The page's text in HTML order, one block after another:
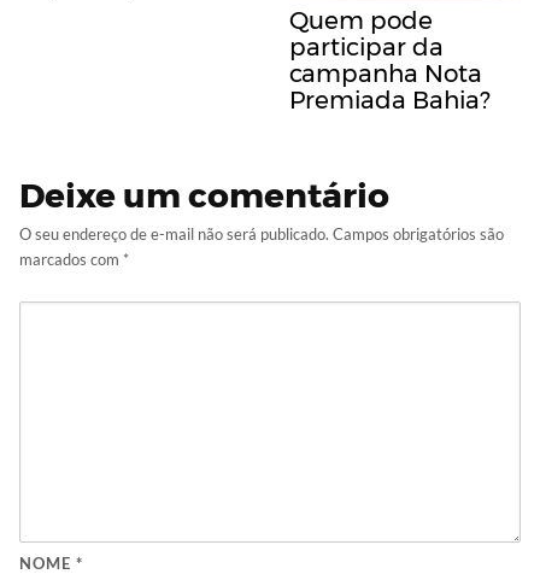
Quem pode
participar da
campanha Nota
Premiada Bahia?
Deixe um comentário
O seu endereço de e-mail não será publicado. Campos obrigatórios são
marcados com *
NOME *